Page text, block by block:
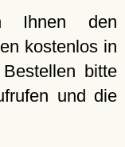
Ihnen den
kostenlos in
bitte
und die